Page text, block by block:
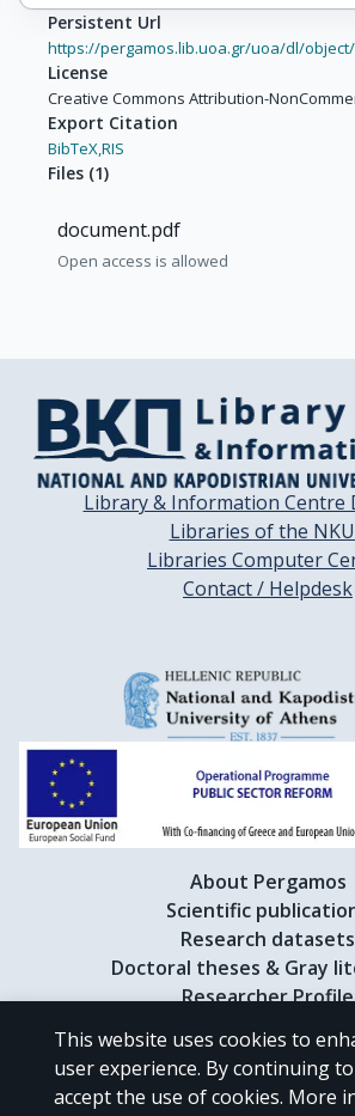
Persistent Url
https://pergamos.lib.uoa.gr/uoa/dl/object/
License
Creative Commons Attribution-
Export Citation
BibTeX,RIS
Files (1)
document.pdf
Open access is allowed
Library & Information Centre
Libraries of the
Libraries Computer
Contact / Helpdesk
About Pergamos
Scientific
Research datasets
Doctoral theses & Gray
Researcher Profile
CC BY-
This website uses cookies to
user experience. By continuing
accept the use of cookies. More